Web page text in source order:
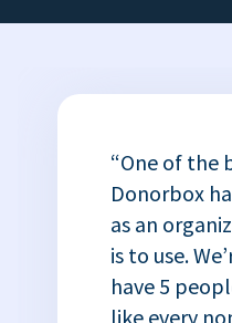
“One of the
Donorbox
as an
is to use.
have 5
like every